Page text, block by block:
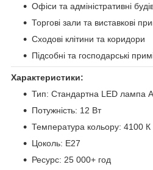
Офіси та адміністративні
Торгові зали та виставкові
Сходові клітини та коридори
Підсобні та господарські
Характеристики:
Тип: Стандартна LED лампа
Потужність: 12 Вт
Температура кольору: 4100 К
Цоколь: E27
Ресурс: 25 000+ год